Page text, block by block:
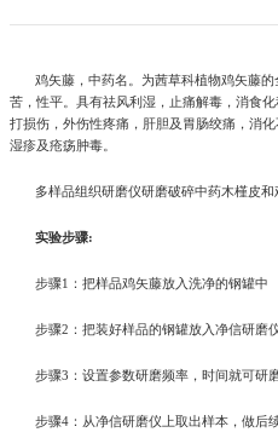
鸡矢藤，中药名。为茜草科植物鸡矢藤
苦，性平。具有祛风利湿，止痛解毒，消食
打损伤，外伤性疼痛，肝胆及胃肠绞痛，消
湿疹及疮疡肿毒。
多样品组织研磨仪研磨破碎中药木槿皮和
实验步骤:
步骤1：把样品鸡矢藤放入洗净的钢罐中
步骤2：把装好样品的钢罐放入净信研磨
步骤3：设置参数研磨频率，时间就可研
步骤4：从净信研磨仪上取出样本，做后